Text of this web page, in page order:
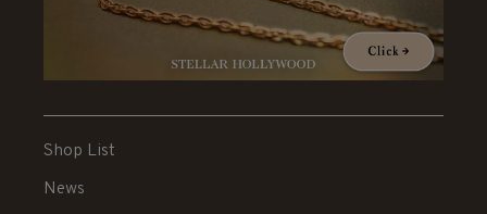
Shop List
News